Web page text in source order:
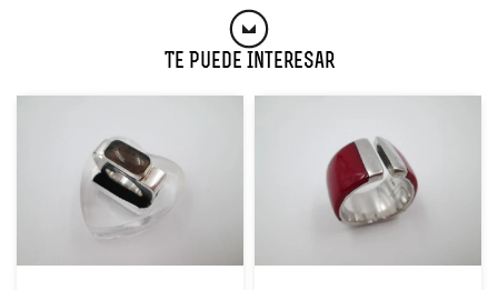
Te Puede Interesar